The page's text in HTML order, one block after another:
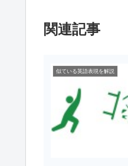
関連記事
似ている英語表現を解説